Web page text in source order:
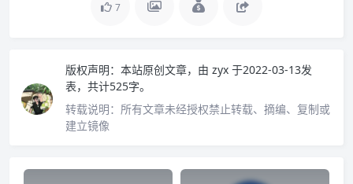
7
版权声明： 本站原创文章，由 zyx 于2022-03-13发
表，共计525字。
转载说明： 所有文章未经授权禁止转载、摘编、复制或
建立镜像